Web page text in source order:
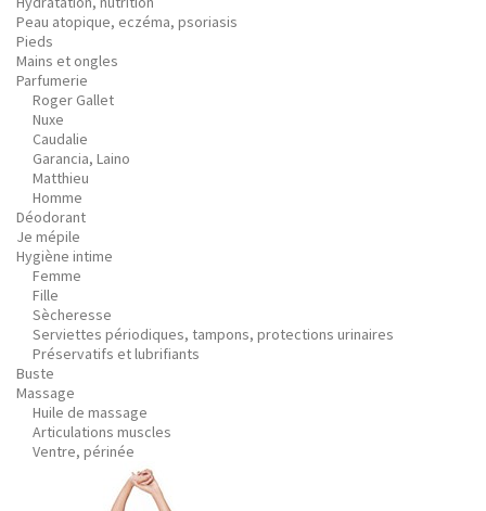
Peau atopique, eczéma, psoriasis
Pieds
Mains et ongles
Parfumerie
Roger Gallet
Nuxe
Caudalie
Garancia, Laino
Matthieu
Homme
Déodorant
Je mépile
Hygiène intime
Femme
Fille
Sècheresse
Serviettes périodiques, tampons, protections urinaires
Préservatifs et lubrifiants
Buste
Massage
Huile de massage
Articulations muscles
Ventre, périnée